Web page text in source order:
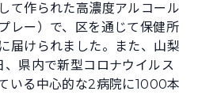
て作られた高濃度アルコール
レー）で、区を通じて保健所
届けられました。また、山梨
県内で新型コロナウイルス
いる中心的な2病院に1000本